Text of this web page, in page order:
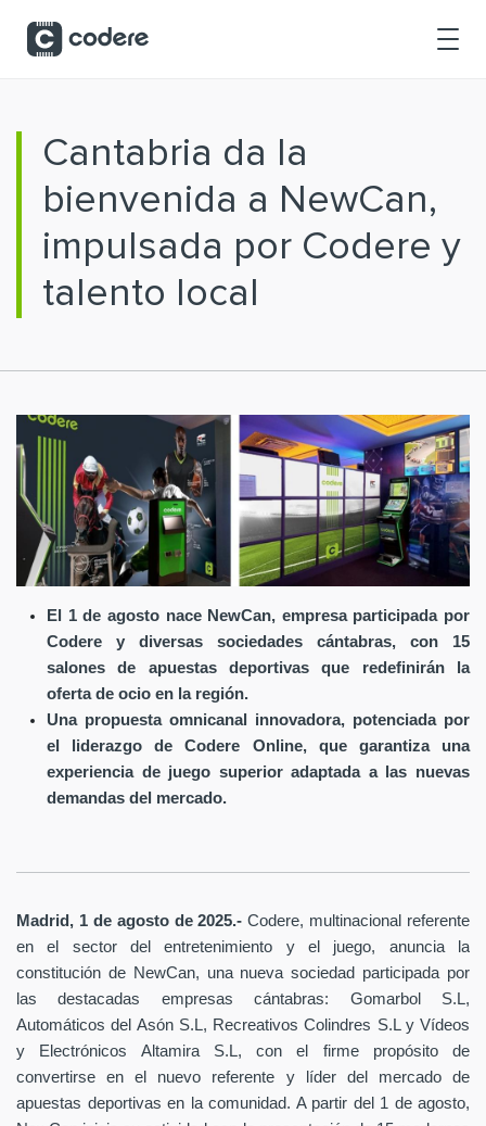
Cantabria da la
bienvenida a NewCan,
impulsada por Codere y
talento local
El 1 de agosto nace NewCan, empresa participada por
Codere y diversas sociedades cántabras, con 15
salones de apuestas deportivas que redefinirán la
oferta de ocio en la región.
Una propuesta omnicanal innovadora, potenciada por
el liderazgo de Codere Online, que garantiza una
experiencia de juego superior adaptada a las nuevas
demandas del mercado.
Madrid, 1 de agosto de 2025.-Codere, multinacional referente
en el sector del entretenimiento y el juego, anuncia la
constitución de NewCan, una nueva sociedad participada por
las destacadas empresas cántabras: Gomarbol S.L,
Automáticos del Asón S.L, Recreativos Colindres S.L y Vídeos
y Electrónicos Altamira S.L, con el firme propósito de
convertirse en el nuevo referente y líder del mercado de
apuestas deportivas en la comunidad. A partir del 1 de agosto,